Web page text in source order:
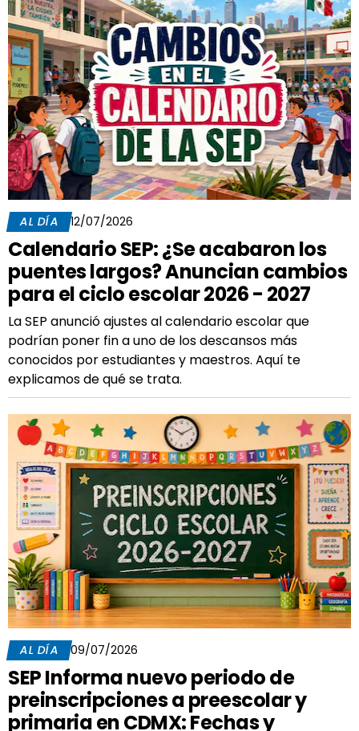
AL DÍA 12/07/2026
Calendario SEP: ¿Se acabaron los
puentes largos? Anuncian cambios
para el ciclo escolar 2026 - 2027
La SEP anunció ajustes al calendario escolar que
podrían poner fin a uno de los descansos más
conocidos por estudiantes y maestros. Aquí te
explicamos de qué se trata.
AL DÍA 09/07/2026
SEP Informa nuevo periodo de
preinscripciones a preescolar y
primaria en CDMX: Fechas y